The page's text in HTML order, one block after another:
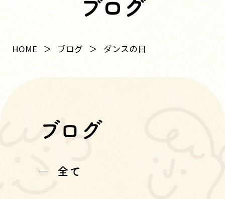
ブログ
HOME ブログ ダンスの日
ブログ
全て